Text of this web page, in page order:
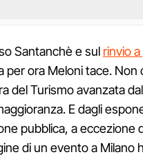
Santanchè e sul rinvio
per ora Meloni tace. Non
del Turismo avanzata
E dagli
pubblica, a eccezione
di un evento a Milano